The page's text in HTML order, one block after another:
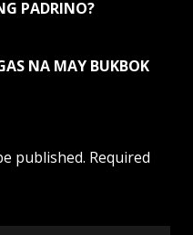
PADRINO?
NA MAY BUKBOK
published. Required